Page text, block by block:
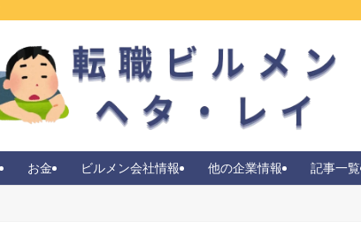
お金 ビルメン会社情報 他の企業情報 記事一覧